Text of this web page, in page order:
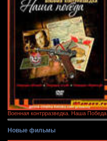
Военная контрразведка. Наша Победа
Новые фильмы